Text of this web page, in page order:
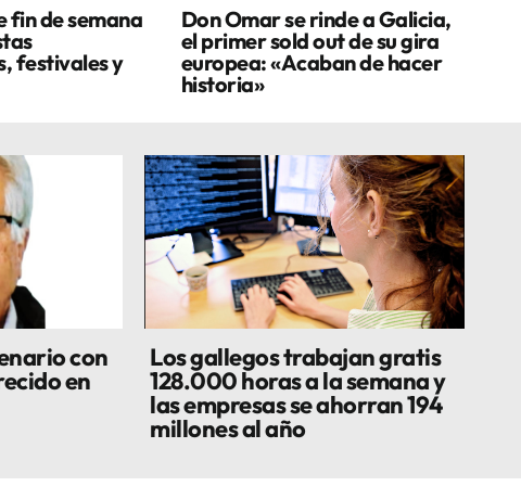
fin de semana
festivales y
Don Omar se rinde a Galicia,
el primer sold out de su gira
europea: «Acaban de hacer
historia»
con
en
Los gallegos trabajan gratis
128.000 horas a la semana y
las empresas se ahorran 194
millones al año